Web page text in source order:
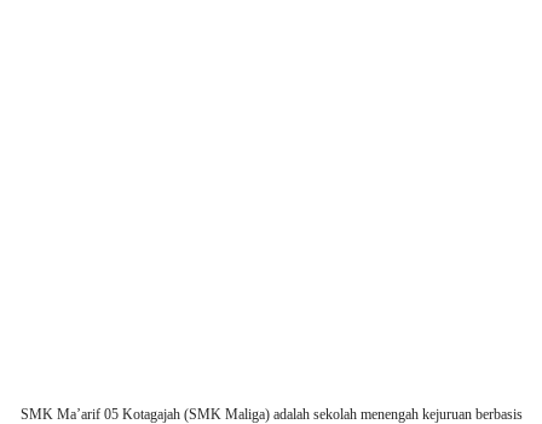
SMK Ma’arif 05 Kotagajah (SMK Maliga) adalah sekolah menengah kejuruan berbasis